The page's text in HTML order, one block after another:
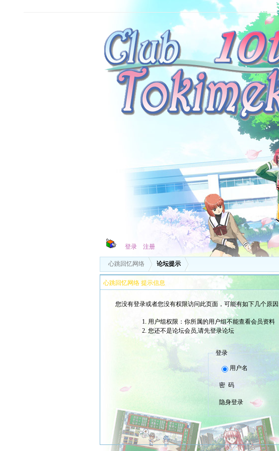
登录 注册
心跳回忆网络 论坛提示
心跳回忆网络 提示信息
您没有登录或者您没有权限访问此页面，可能有如下几个原
用户组权限：你所属的用户组不能查看会员资料
您还不是论坛会员,请先登录论坛
登录
用户名
密 码
隐身登录